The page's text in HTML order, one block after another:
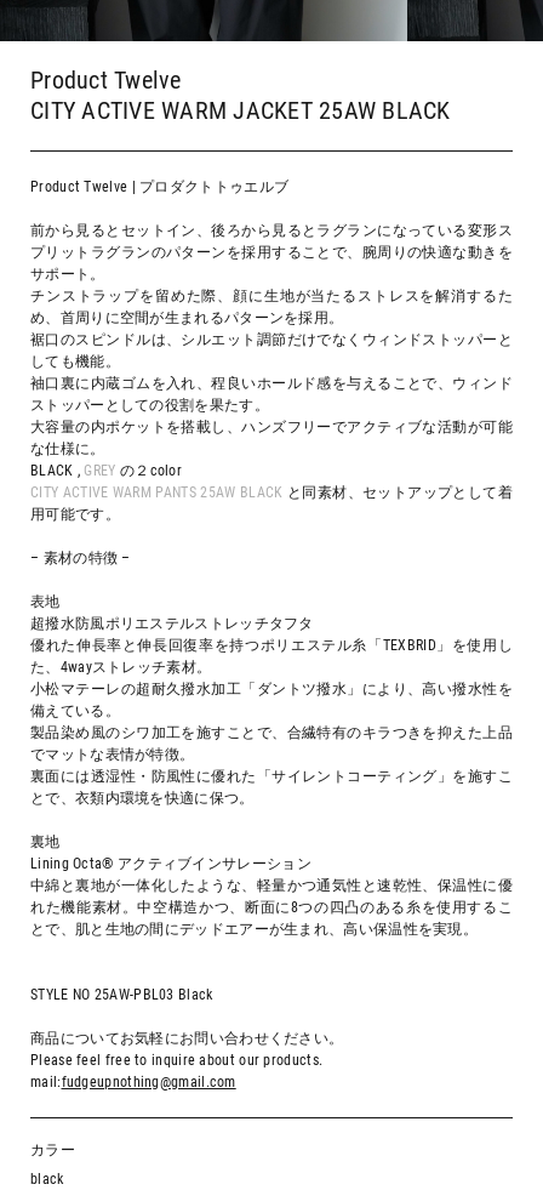
Product Twelve
CITY ACTIVE WARM JACKET 25AW BLACK
Product Twelve | プロダクトトゥエルブ
前から見るとセットイン、後ろから見るとラグランになっている変形ス
プリットラグランのパターンを採用することで、腕周りの快適な動きを
サポート。
チンストラップを留めた際、顔に生地が当たるストレスを解消するた
め、首周りに空間が生まれるパターンを採用。
裾口のスピンドルは、シルエット調節だけでなくウィンドストッパーと
しても機能。
袖口裏に内蔵ゴムを入れ、程良いホールド感を与えることで、ウィンド
ストッパーとしての役割を果たす。
大容量の内ポケットを搭載し、ハンズフリーでアクティブな活動が可能
な仕様に。
BLACK , GREY の２color
CITY ACTIVE WARM PANTS 25AW BLACK と同素材、セットアップとして着
用可能です。
– 素材の特徴 –
表地
超撥水防風ポリエステルストレッチタフタ
優れた伸長率と伸長回復率を持つポリエステル糸「TEXBRID」を使用し
た、4wayストレッチ素材。
小松マテーレの超耐久撥水加工「ダントツ撥水」により、高い撥水性を
備えている。
製品染め風のシワ加工を施すことで、合繊特有のキラつきを抑えた上品
でマットな表情が特徴。
裏面には透湿性・防風性に優れた「サイレントコーティング」を施すこ
とで、衣類内環境を快適に保つ。
裏地
Lining Octa® アクティブインサレーション
中綿と裏地が一体化したような、軽量かつ通気性と速乾性、保温性に優
れた機能素材。中空構造かつ、断面に8つの四凸のある糸を使用するこ
とで、肌と生地の間にデッドエアーが生まれ、高い保温性を実現。
STYLE NO 25AW-PBL03 Black
商品についてお気軽にお問い合わせください。
Please feel free to inquire about our products.
mail:fudgeupnothing@gmail.com
カラー
black